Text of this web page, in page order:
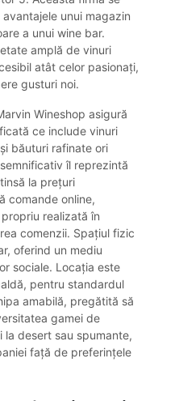
unui magazin
a unui wine bar.
amplă de vinuri
atât celor pasionați,
gusturi noi.
Wineshop asigură
ce include vinuri
băuturi rafinate ori
îl reprezintă
la prețuri
comande online,
realizată în
comenzii. Spațiul fizic
oferind un mediu
sociale. Locația este
pentru standardul
amabilă, pregătită să
gamei de
la desert sau spumante,
față de preferințele